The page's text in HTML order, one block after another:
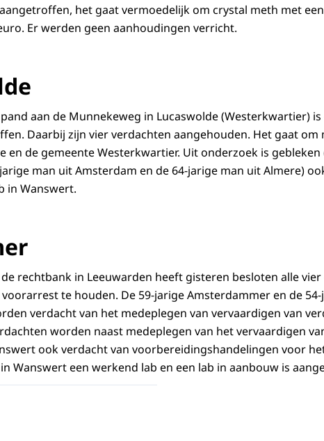
het gaat vermoedelijk om crystal meth met
Er werden geen aanhoudingen verricht.
aan de Munnekeweg in Lucaswolde (Westerkwartier)
Daarbij zijn vier verdachten aangehouden. Het gaat om
en de gemeente Westerkwartier. Uit onderzoek is
man uit Amsterdam en de 64-jarige man uit Almere)
in Wanswert.
rechtbank in Leeuwarden heeft gisteren besloten alle
te houden. De 59-jarige Amsterdammer en de
verdacht van het medeplegen van vervaardigen van
worden naast medeplegen van het vervaardigen
ook verdacht van voorbereidingshandelingen voor
Wanswert een werkend lab en een lab in aanbouw is